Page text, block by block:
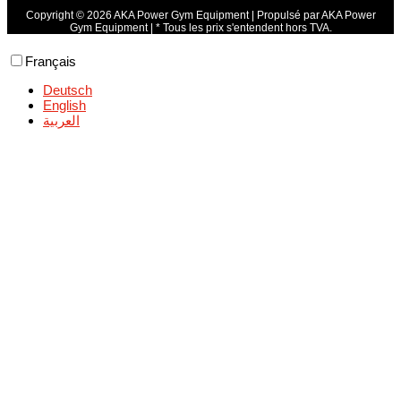
Copyright © 2026 AKA Power Gym Equipment | Propulsé par AKA Power
Gym Equipment | * Tous les prix s'entendent hors TVA.
Français
Deutsch
English
العربية‏